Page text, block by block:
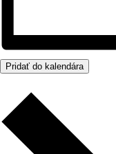
Pridať do kalendára